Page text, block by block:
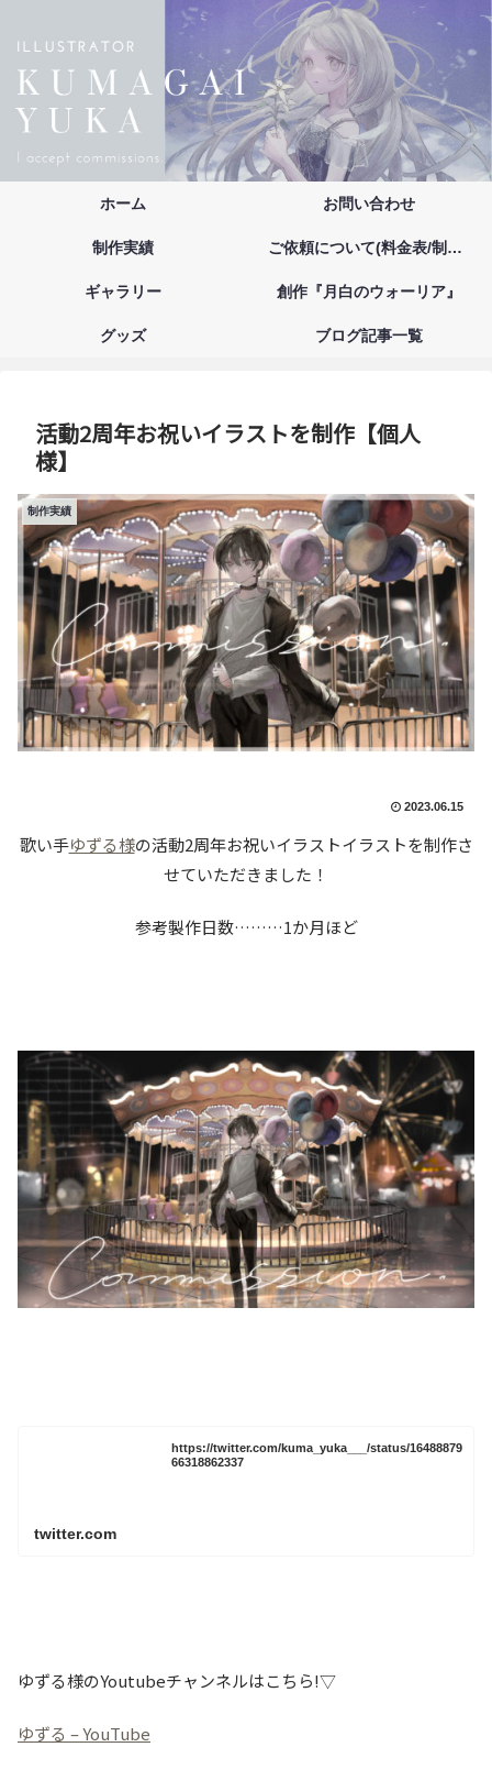
ホーム お問い合わせ
制作実績 ご依頼について(料金表/制作の流れ/注意事項/お支払い方法)
ギャラリー 創作『月白のウォーリア』
グッズ ブログ記事一覧
活動2周年お祝いイラストを制作【個人
様】
制作実績
2023.06.15
歌い手ゆずる様の活動2周年お祝いイラストイラストを制作さ
せていただきました！
参考製作日数………1か月ほど
https://twitter.com/kuma_yuka___/status/16488879
66318862337
twitter.com
ゆずる様のYoutubeチャンネルはこちら!▽
ゆずる – YouTube